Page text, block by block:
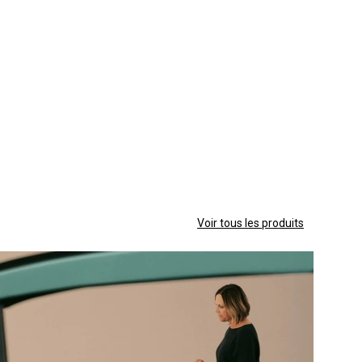
Voir tous les produits